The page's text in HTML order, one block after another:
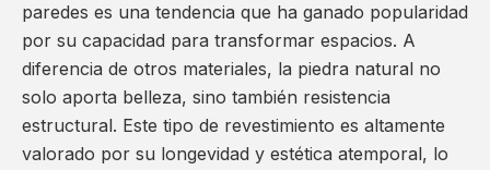
paredes es una tendencia que ha ganado popularidad
por su capacidad para transformar espacios. A
diferencia de otros materiales, la piedra natural no
solo aporta belleza, sino también resistencia
estructural. Este tipo de revestimiento es altamente
valorado por su longevidad y estética atemporal, lo